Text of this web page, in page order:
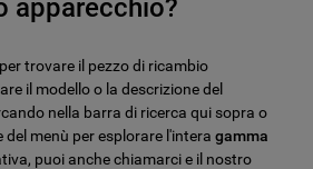
apparecchio?
trovare il pezzo di ricambio
il modello o la descrizione del
nella barra di ricerca qui sopra o
del menù per esplorare l'intera gamma
puoi anche chiamarci e il nostro